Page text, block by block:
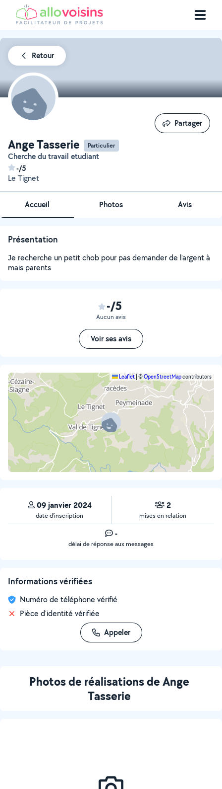
Retour
Ange Tasserie Particulier
Cherche du travail etudiant
-/5
Le Tignet
Partager
Partager
Accueil Photos Avis
Présentation
Je recherche un petit chob pour pas demander de l'argent à
mais parents
-/5
Aucun avis
Voir ses avis
Leaflet|©OpenStreetMapcontributors
09 janvier 2024
date d’inscription
2
mises en relation
-
délai de réponse aux messages
Informations vérifiées
Numéro de téléphone vérifié
Pièce d'identité vérifiée
Appeler
Photos de réalisations de Ange
Tasserie